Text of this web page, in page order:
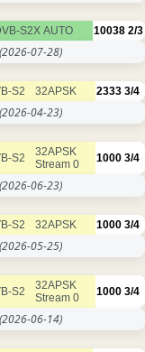
S2X AUTO 10038 2/3
(2026-07-28)
S2 32APSK 2333 3/4
(2026-04-23)
S2
32APSK
Stream 0
1000 3/4
(2026-06-23)
S2 32APSK 1000 3/4
(2026-05-25)
S2
32APSK
Stream 0
1000 3/4
(2026-06-14)